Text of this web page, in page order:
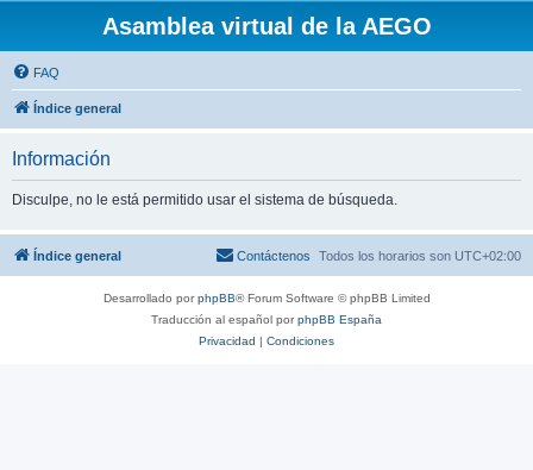
Asamblea virtual de la AEGO
FAQ
Índice general
Información
Disculpe, no le está permitido usar el sistema de búsqueda.
Índice general Todos los horarios son UTC+02:00
Contáctenos
Desarrollado porphpBB® Forum Software © phpBB Limited
Traducción al español porphpBB España
Privacidad | Condiciones